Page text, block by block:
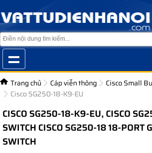
Trang chủ Cáp viễn thông
Cisco Small
Cisco SG250-18-K9-EU
CISCO SG250-18-K9-EU, CISCO
SWITCH CISCO SG250-18 18-PORT
SWITCH